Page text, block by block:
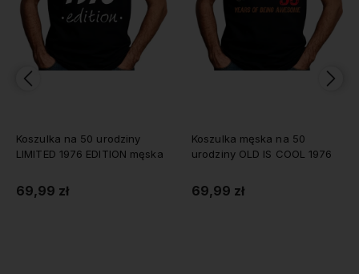
Koszulka męska na 50
urodziny OLD IS COOL 1976
69,99 zł
Koszulka na 50 urodziny
Level 50 UNLOCKED
69,99 zł